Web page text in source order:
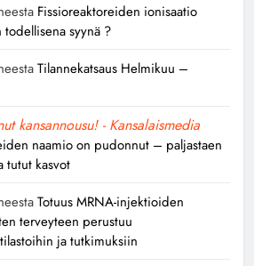
Fissioreaktoreiden ionisaatio
syynä ?
Tilannekatsaus Helmikuu –
kansannousu! - Kansalaismedia
naamio on pudonnut – paljastaen
tutut kasvot
Totuus MRNA-injektioiden
terveyteen perustuu
ja tutkimuksiin